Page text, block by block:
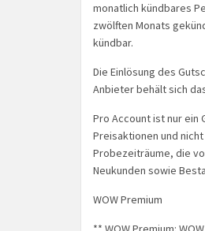
monatlich kündbares
zwölften Monats
kündbar.
Die Einlösung des
Anbieter behält sich
Pro Account ist nur ein
Preisaktionen und
Probezeiträume, die
Neukunden sowie
WOW Premium